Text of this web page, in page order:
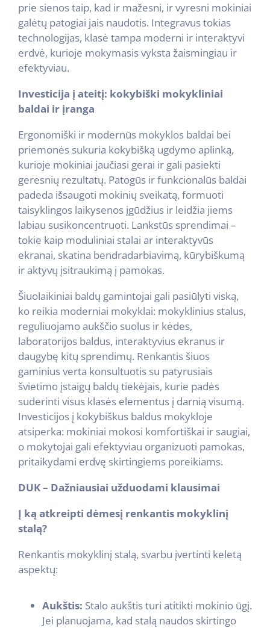
prie sienos taip, kad ir mažesni, ir vyresni mokiniai
galėtų patogiai jais naudotis. Integravus tokias
technologijas, klasė tampa moderni ir interaktyvi
erdvė, kurioje mokymasis vyksta žaismingiau ir
efektyviau.
Investicija į ateitį: kokybiški mokykliniai
baldai ir įranga
Ergonomiški ir modernūs mokyklos baldai bei
priemonės sukuria kokybišką ugdymo aplinką,
kurioje mokiniai jaučiasi gerai ir gali pasiekti
geresnių rezultatų. Patogūs ir funkcionalūs baldai
padeda išsaugoti mokinių sveikatą, formuoti
taisyklingos laikysenos įgūdžius ir leidžia jiems
labiau susikoncentruoti. Lankstūs sprendimai –
tokie kaip moduliniai stalai ar interaktyvūs
ekranai, skatina bendradarbiavimą, kūrybiškumą
ir aktyvų įsitraukimą į pamokas.
Šiuolaikiniai baldų gamintojai gali pasiūlyti viską,
ko reikia moderniai mokyklai: mokyklinius stalus,
reguliuojamo aukščio suolus ir kėdes,
laboratorijos baldus, interaktyvius ekranus ir
daugybę kitų sprendimų. Renkantis šiuos
gaminius verta konsultuotis su patyrusiais
švietimo įstaigų baldų tiekėjais, kurie padės
suderinti visus klasės elementus į darnią visumą.
Investicijos į kokybiškus baldus mokykloje
atsiperka: mokiniai mokosi komfortiškai ir saugiai,
o mokytojai gali efektyviau organizuoti pamokas,
pritaikydami erdvę skirtingiems poreikiams.
DUK – Dažniausiai užduodami klausimai
Į ką atkreipti dėmesį renkantis mokyklinį
stalą?
Renkantis mokyklinį stalą, svarbu įvertinti keletą
aspektų:
Aukštis: Stalo aukštis turi atitikti mokinio ūgį.
Jei planuojama, kad stalą naudos skirtingo